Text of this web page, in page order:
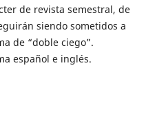
de revista semestral, de
siendo sometidos a
de “doble ciego”.
español e inglés.